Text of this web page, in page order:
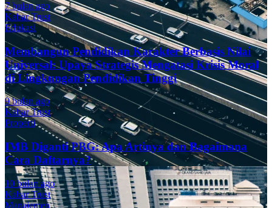
7 bulan ago
Kabar Trust
Edukasi
Membangun Pendidikan Karakter Berbasis Nilai
Universal: Upaya Strategis Mengatasi Krisis Moral
di Lingkungan Pendidikan Tinggi
9 bulan ago
Kabar Trust
Properti
IMB Diganti PBG: Apa Artinya dan Bagaimana
Cara Daftarnya?
10 bulan ago
Kabar Trust
Manajemen